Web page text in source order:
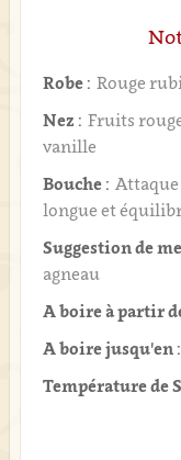
Robe : Rouge
Nez : Fruits
vanille
Bouche :
longue et
Suggestion de
agneau
A boire à partir
A boire jusqu'en :
Température de